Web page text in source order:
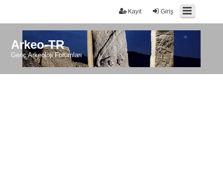
Giriş
Kayıt
Arkeo-TR
Genç Arkeoloji Forumları